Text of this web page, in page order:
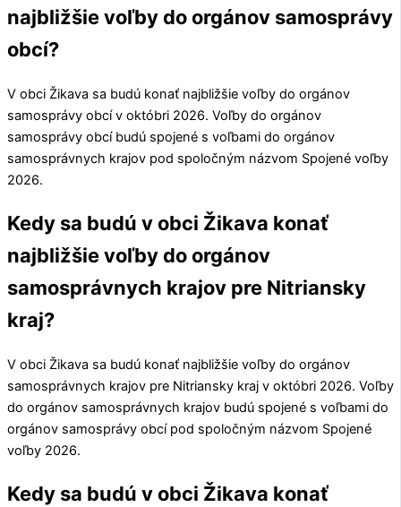
najbližšie voľby do orgánov samosprávy
obcí?
V obci Žikava sa budú konať najbližšie voľby do orgánov
samosprávy obcí v októbri 2026. Voľby do orgánov
samosprávy obcí budú spojené s voľbami do orgánov
samosprávnych krajov pod spoločným názvom Spojené voľby
2026.
Kedy sa budú v obci Žikava konať
najbližšie voľby do orgánov
samosprávnych krajov pre Nitriansky
kraj?
V obci Žikava sa budú konať najbližšie voľby do orgánov
samosprávnych krajov pre Nitriansky kraj v októbri 2026. Voľby
do orgánov samosprávnych krajov budú spojené s voľbami do
orgánov samosprávy obcí pod spoločným názvom Spojené
voľby 2026.
Kedy sa budú v obci Žikava konať